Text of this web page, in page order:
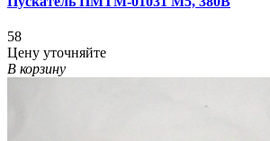
58
Цену уточняйте
В корзину